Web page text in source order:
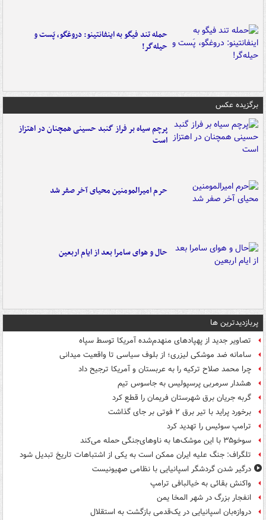
حمله تند فیگو به اینفانتینو: دروغگو، پَست‌ و
حیله‌گر!
برگزیده عکس
پرچم سیاه بر فراز گنبد حسینی همچنان در اهتزاز
است
حرم امیرالمومنین محیای آخر صفر شد
حال و هوای سامرا بعد از ایام اربعین
پربازدیدترین ها
تصاویر جدید از پهپادهای منهدم‌شده آمریکا توسط سپاه
سامانه ضد موشکی لیزری؛ از بلوف سیاسی تا واقعیت میدانی
چرا محمد صلاح ترکیه را به عربستان و آمریکا ترجیح داد
هشدار سرمربی پرسپولیس به جاسوس تیم
گربه جریان برق شهرستان فریمان را قطع کرد
برخورد پراید با تیر برق ۲ فوتی بر جای گذاشت
ترامپ سوئیس را تهدید کرد
سوخو۳۵ با این موشک‌ها به ناوهای‌جنگی حمله می‌کند
تلگراف: جنگ علیه ایران ممکن است به یکی از اشتباهات تاریخ تبدیل شود
درگیر شدن گردشگر اسپانیایی با نظامی صهیونیست
واکنش بقائی به خیالبافی ترامپ
انفجار بزرگ در شهر المخا یمن
دروازه‌بان اسپانیایی در یک‌قدمی بازگشت به استقلال